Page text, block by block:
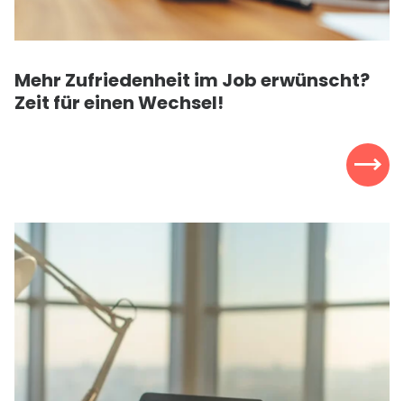
Mehr Zufriedenheit im Job erwünscht?
Zeit für einen Wechsel!